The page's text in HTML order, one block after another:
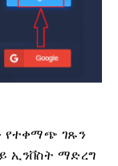
የተቀማጭ ገጹን
ኢንቨስት ማድረግ